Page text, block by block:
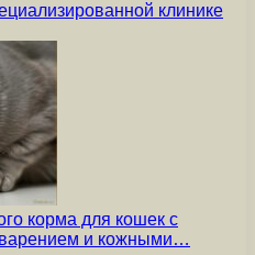
клинике
корма для кошек с
и кожными…